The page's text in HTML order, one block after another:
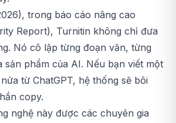
trong báo cáo nâng cao
Report), Turnitin không chỉ đưa
Nó cô lập từng đoạn văn, từng
sản phẩm của AI. Nếu bạn viết một
từ ChatGPT, hệ thống sẽ bôi
copy.
nghệ này được các chuyên gia